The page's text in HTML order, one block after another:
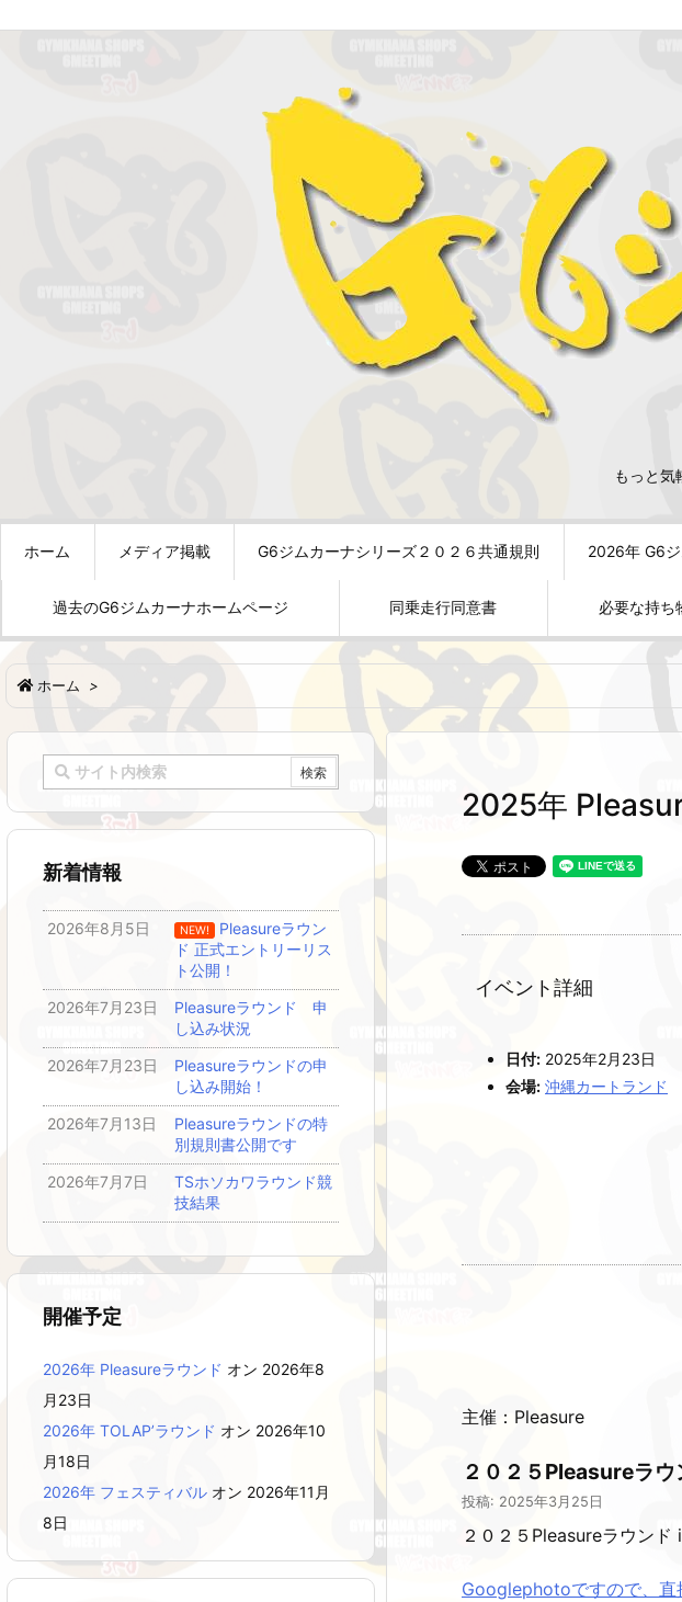
もっと気
ホーム メディア掲載 G6ジムカーナシリーズ２０２６共通規則 2026年 G6
過去のG6ジムカーナホームページ 同乗走行同意書 必要な持ち
ホーム >
2025年
イベント詳細
日付: 2025年2月23日
会場: 沖縄カートランド
主催：Pleasure
２０２５Pleasureラ
投稿: 2025年3月25日
２０２５Pleasureラウン
Googlephotoですので、直
新着情報
2026年8月5日 NEW! Pleasureラウン
ド 正式エントリーリス
ト公開！
2026年7月23日
Pleasureラウンド 申
し込み状況
2026年7月23日
Pleasureラウンドの申
し込み開始！
2026年7月13日
Pleasureラウンドの特
別規則書公開です
2026年7月7日
TSホソカワラウンド競
技結果
開催予定
2026年 Pleasureラウンド オン 2026年8
月23日
2026年 TOLAP’ラウンド オン 2026年10
月18日
2026年 フェスティバル オン 2026年11月
8日